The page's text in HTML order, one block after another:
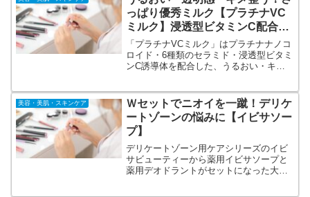
ちブック」付きの正式通販。
っぱり優秀ミルク【プラチナVC
ミルク】浸透型ビタミンC配合ス
キンケア
「プラチナVCミルク」はプラチナナノコ
ロイド・6種類のセラミド・浸透型ビタミ
ンC誘導体を配合した、うるおい・キ
水＆美容液のプレゼント付き！送料無
料・20％OFFクーポンもついてきてとっ
てもお得！
美容・美肌・スキンケア
Ｗセットでニオイを一蹴！デリケ
ートゾーンの悩みに【イビサソー
プ】
デリケートゾーン用ケアシリーズのイビ
サビューティーから薬用イビサソープと
薬用デオドラントがセットになった大変